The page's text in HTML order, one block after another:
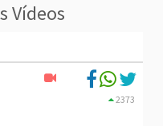
Vídeos
2373